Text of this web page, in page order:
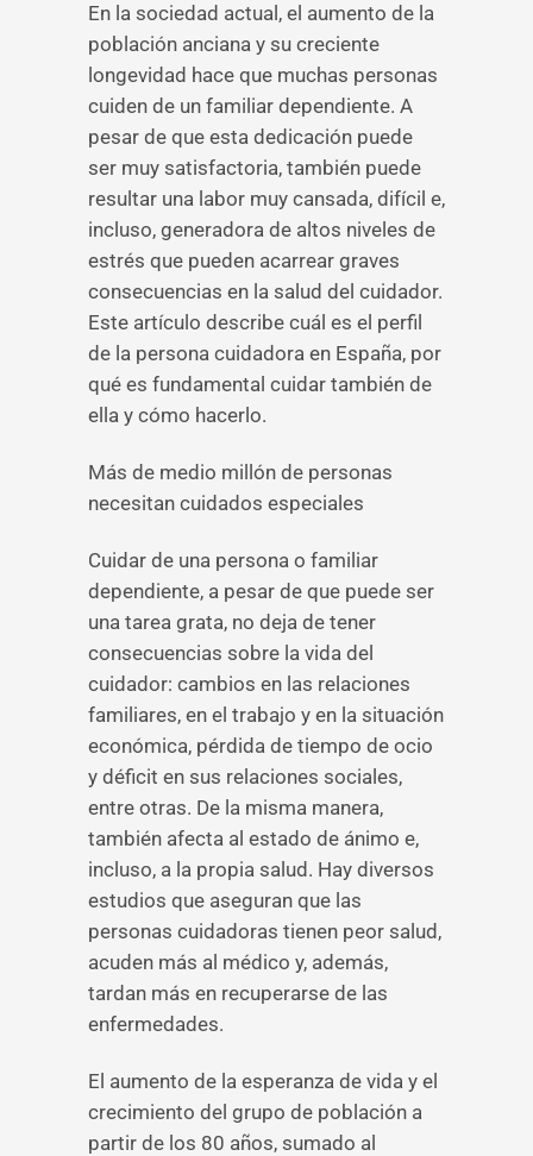
En la sociedad actual, el aumento de la
población anciana y su creciente
longevidad hace que muchas personas
cuiden de un familiar dependiente. A
pesar de que esta dedicación puede
ser muy satisfactoria, también puede
resultar una labor muy cansada, difícil e,
incluso, generadora de altos niveles de
estrés que pueden acarrear graves
consecuencias en la salud del cuidador.
Este artículo describe cuál es el perfil
de la persona cuidadora en España, por
qué es fundamental cuidar también de
ella y cómo hacerlo.
Más de medio millón de personas
necesitan cuidados especiales
Cuidar de una persona o familiar
dependiente, a pesar de que puede ser
una tarea grata, no deja de tener
consecuencias sobre la vida del
cuidador: cambios en las relaciones
familiares, en el trabajo y en la situación
económica, pérdida de tiempo de ocio
y déficit en sus relaciones sociales,
entre otras. De la misma manera,
también afecta al estado de ánimo e,
incluso, a la propia salud. Hay diversos
estudios que aseguran que las
personas cuidadoras tienen peor salud,
acuden más al médico y, además,
tardan más en recuperarse de las
enfermedades.
El aumento de la esperanza de vida y el
crecimiento del grupo de población a
partir de los 80 años, sumado al